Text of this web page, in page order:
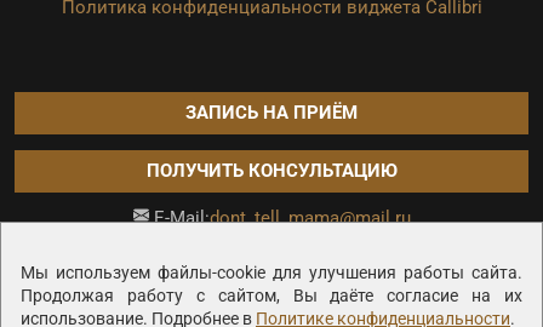
Мы используем файлы-cookie для улучшения работы сайта.
Продолжая работу с сайтом, Вы даёте согласие на их
использование. Подробнее в Политике конфиденциальности.
Политика конфиденциальности виджета Callibri
ЗАПИСЬ НА ПРИЁМ
ПОЛУЧИТЬ КОНСУЛЬТАЦИЮ
E-Mail:dont_tell_mama@mail.ru